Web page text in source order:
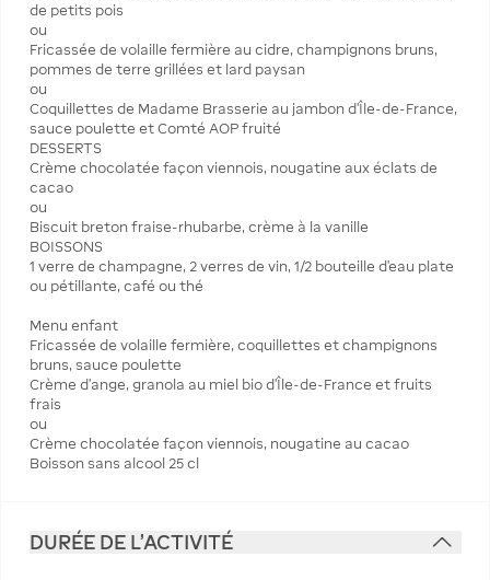
de petits pois
ou
Fricassée de volaille fermière au cidre, champignons bruns,
pommes de terre grillées et lard paysan
ou
Coquillettes de Madame Brasserie au jambon d’Île-de-France,
sauce poulette et Comté AOP fruité
DESSERTS
Crème chocolatée façon viennois, nougatine aux éclats de
cacao
ou
Biscuit breton fraise-rhubarbe, crème à la vanille
BOISSONS
1 verre de champagne, 2 verres de vin, 1/2 bouteille d’eau plate
ou pétillante, café ou thé
Menu enfant
Fricassée de volaille fermière, coquillettes et champignons
bruns, sauce poulette
Crème d’ange, granola au miel bio d’Île-de-France et fruits
frais
ou
Crème chocolatée façon viennois, nougatine au cacao
Boisson sans alcool 25 cl
DURÉE DE L'ACTIVITÉ